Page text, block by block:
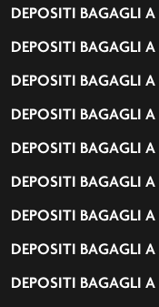
DEPOSITI BAGAGLI A
DEPOSITI BAGAGLI A
DEPOSITI BAGAGLI A
DEPOSITI BAGAGLI A
DEPOSITI BAGAGLI A
DEPOSITI BAGAGLI A
DEPOSITI BAGAGLI A
DEPOSITI BAGAGLI A
DEPOSITI BAGAGLI A